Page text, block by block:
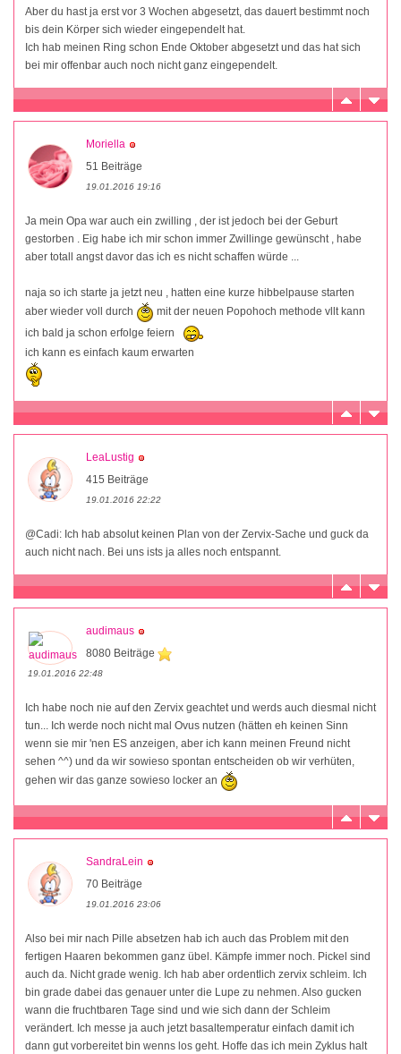
Aber du hast ja erst vor 3 Wochen abgesetzt, das dauert bestimmt noch
bis dein Körper sich wieder eingependelt hat.
Ich hab meinen Ring schon Ende Oktober abgesetzt und das hat sich
bei mir offenbar auch noch nicht ganz eingependelt.
Moriella
51 Beiträge
19.01.2016 19:16
Ja mein Opa war auch ein zwilling , der ist jedoch bei der Geburt
gestorben . Eig habe ich mir schon immer Zwillinge gewünscht , habe
aber totall angst davor das ich es nicht schaffen würde ...
naja so ich starte ja jetzt neu , hatten eine kurze hibbelpause starten
aber wieder voll durch
mit der neuen Popohoch methode vllt kann
ich bald ja schon erfolge feiern
ich kann es einfach kaum erwarten
LeaLustig
415 Beiträge
19.01.2016 22:22
@Cadi: Ich hab absolut keinen Plan von der Zervix-Sache und guck da
auch nicht nach. Bei uns ists ja alles noch entspannt.
audimaus
8080 Beiträge
19.01.2016 22:48
Ich habe noch nie auf den Zervix geachtet und werds auch diesmal nicht
tun... Ich werde noch nicht mal Ovus nutzen (hätten eh keinen Sinn
wenn sie mir 'nen ES anzeigen, aber ich kann meinen Freund nicht
sehen ^^) und da wir sowieso spontan entscheiden ob wir verhüten,
gehen wir das ganze sowieso locker an
SandraLein
70 Beiträge
19.01.2016 23:06
Also bei mir nach Pille absetzen hab ich auch das Problem mit den
fertigen Haaren bekommen ganz übel. Kämpfe immer noch. Pickel sind
auch da. Nicht grade wenig. Ich hab aber ordentlich zervix schleim. Ich
bin grade dabei das genauer unter die Lupe zu nehmen. Also gucken
wann die fruchtbaren Tage sind und wie sich dann der Schleim
verändert. Ich messe ja auch jetzt basaltemperatur einfach damit ich
dann gut vorbereitet bin wenns los geht. Hoffe das ich mein Zyklus halt